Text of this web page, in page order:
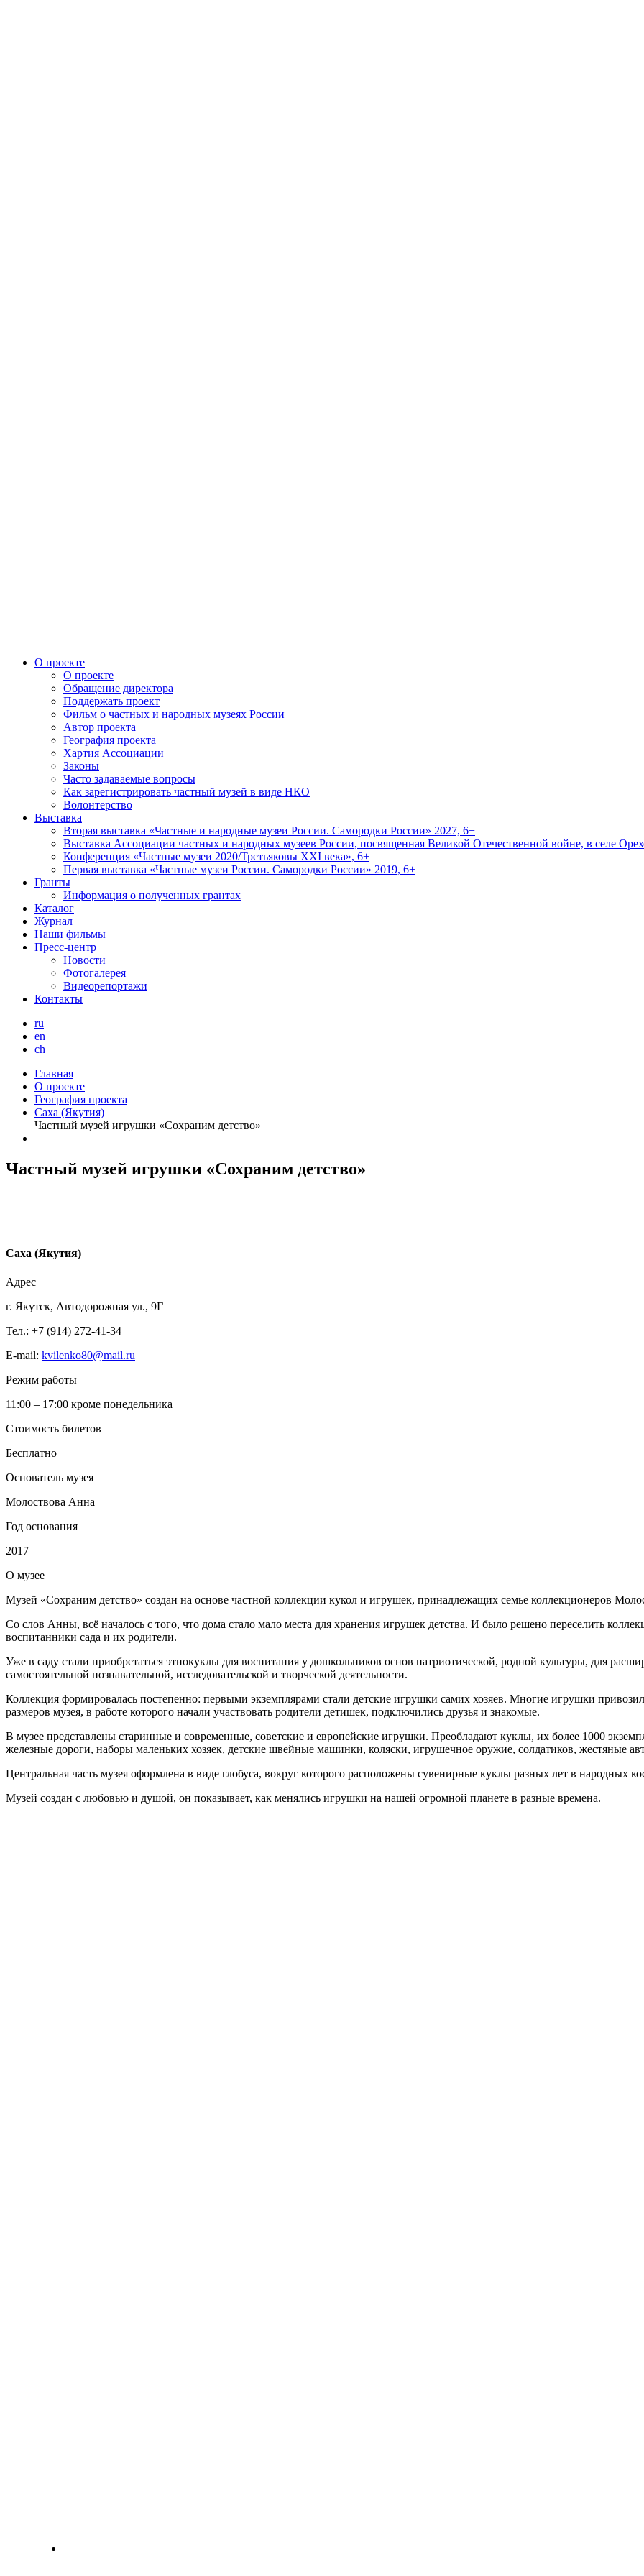
О проекте
О проекте
Обращение директора
Поддержать проект
Фильм о частных и народных музеях России
Автор проекта
География проекта
Хартия Ассоциации
Законы
Часто задаваемые вопросы
Как зарегистрировать частный музей в виде НКО
Волонтерство
Выставка
Вторая выставка «Частные и народные музеи России. Самородки России» 2027, 6+
Выставка Ассоциации частных и народных музеев России, посвященная Великой Отечественной войне, в селе
Конференция «Частные музеи 2020/Третьяковы XXI века», 6+
Первая выставка «Частные музеи России. Самородки России» 2019, 6+
Гранты
Информация о полученных грантах
Каталог
Журнал
Наши фильмы
Пресс-центр
Новости
Фотогалерея
Видеорепортажи
Контакты
ru
en
ch
Главная
О проекте
География проекта
Саха (Якутия)
Частный музей игрушки «Сохраним детство»
Частный музей игрушки «Сохраним детство»
Саха (Якутия)
Адрес
г. Якутск, Автодорожная ул., 9Г
Тел.: +7 (914) 272-41-34
E-mail: kvilenko80@mail.ru
Режим работы
11:00 – 17:00 кроме понедельника
Стоимость билетов
Бесплатно
Основатель музея
Молоствова Анна
Год основания
2017
О музее
Музей «Сохраним детство» создан на основе частной коллекции кукол и игрушек, принадлежащих семье коллекционеров
Со слов Анны, всё началось с того, что дома стало мало места для хранения игрушек детства. И было решено переселить
воспитанники сада и их родители.
Уже в саду стали приобретаться этнокуклы для воспитания у дошкольников основ патриотической, родной культуры, для
самостоятельной познавательной, исследовательской и творческой деятельности.
Коллекция формировалась постепенно: первыми экземплярами стали детские игрушки самих хозяев. Многие игрушки
размеров музея, в работе которого начали участвовать родители детишек, подключились друзья и знакомые.
В музее представлены старинные и современные, советские и европейские игрушки. Преобладают куклы, их более 1000
железные дороги, наборы маленьких хозяек, детские швейные машинки, коляски, игрушечное оружие, солдатиков, жестяные
Центральная часть музея оформлена в виде глобуса, вокруг которого расположены сувенирные куклы разных лет в народных
Музей создан с любовью и душой, он показывает, как менялись игрушки на нашей огромной планете в разные времена.